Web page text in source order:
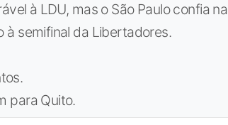
à LDU, mas o São Paulo confia na
à semifinal da Libertadores.
para Quito.